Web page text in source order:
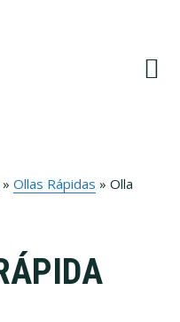
»Ollas Rápidas »Olla